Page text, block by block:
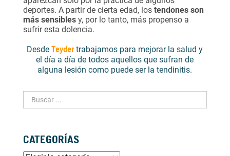
deportes. A partir de cierta edad, los tendones son
más sensibles y, por lo tanto, más propenso a
sufrir esta dolencia.
Desde Teyder trabajamos para mejorar la salud y
el día a día de todos aquellos que sufran de
alguna lesión como puede ser la tendinitis.
CATEGORÍAS